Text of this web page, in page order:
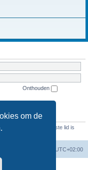
om de
Onthouden
leden
• Ons nieuwste lid is
UTC+02:00
phpBB Limited